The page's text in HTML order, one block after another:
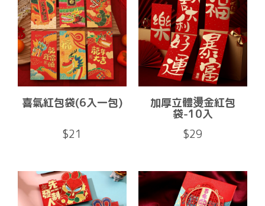
喜氣紅包袋(6入一包)
$21
加厚立體燙金紅包
袋-10入
$29